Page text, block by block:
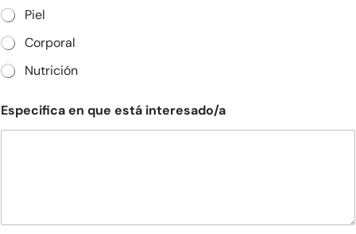
Piel
Corporal
Nutrición
Especifica en que está interesado/a